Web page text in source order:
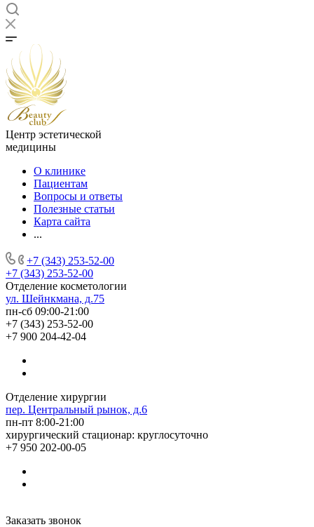
Центр эстетической
медицины
О клинике
Пациентам
Вопросы и ответы
Полезные статьи
Карта сайта
...
+7 (343) 253-52-00
+7 (343) 253-52-00
Отделение косметологии
ул. Шейнкмана, д.75
пн-сб 09:00-21:00
+7 (343) 253-52-00
+7 900 204-42-04
Отделение хирургии
пер. Центральный рынок, д.6
пн-пт 8:00-21:00
хирургический стационар: круглосуточно
+7 950 202-00-05
Заказать звонок